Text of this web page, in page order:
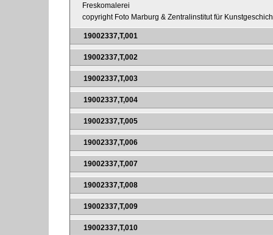
Freskomalerei
copyright Foto Marburg & Zentralinstitut für
19002337,T,001
19002337,T,002
19002337,T,003
19002337,T,004
19002337,T,005
19002337,T,006
19002337,T,007
19002337,T,008
19002337,T,009
19002337,T,010